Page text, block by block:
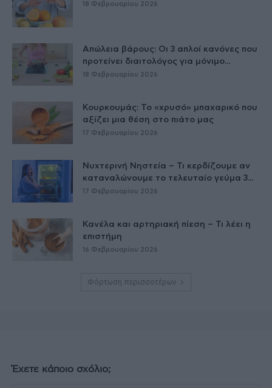
18 Φεβρουαρίου 2026
Απώλεια βάρους: Οι 3 απλοί κανόνες που
προτείνει διαιτολόγος για μόνιμο...
18 Φεβρουαρίου 2026
Κουρκουμάς: Το «χρυσό» μπαχαρικό που
αξίζει μια θέση στο πιάτο μας
17 Φεβρουαρίου 2026
Νυχτερινή Νηστεία – Τι κερδίζουμε αν
καταναλώνουμε το τελευταίο γεύμα 3...
17 Φεβρουαρίου 2026
Κανέλα και αρτηριακή πίεση – Τι λέει η
επιστήμη
16 Φεβρουαρίου 2026
Φόρτωση περισσοτέρων
Έχετε κάποιο σχόλιο;